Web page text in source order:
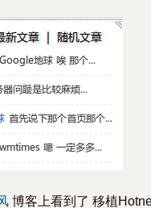
博客上看到了 移植